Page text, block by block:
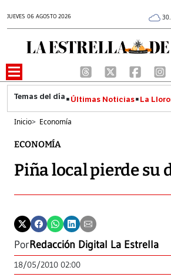
JUEVES 06 AGOSTO 2026
Últimas Noticias La
Inicio> Economía
ECONOMÍA
Piña local pierde su
PorRedacción Digital La Estrella
18/05/2010 02:00